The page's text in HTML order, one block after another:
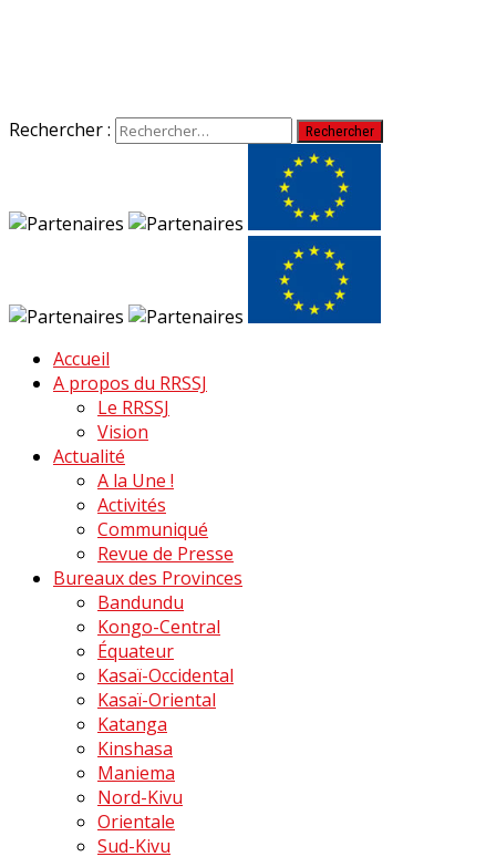
Rechercher :
Accueil
A propos du RRSSJ
Le RRSSJ
Vision
Actualité
A la Une !
Activités
Communiqué
Revue de Presse
Bureaux des Provinces
Bandundu
Kongo-Central
Équateur
Kasaï-Occidental
Kasaï-Oriental
Katanga
Kinshasa
Maniema
Nord-Kivu
Orientale
Sud-Kivu